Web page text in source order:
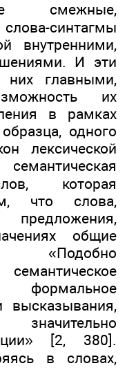
синтагмы
внутренними,
И эти
главными,
их
в рамках
одного
лексической
которая
что слова,
предложения,
общие
формальное
высказывания,
значительно
[2, 380].
в словах,